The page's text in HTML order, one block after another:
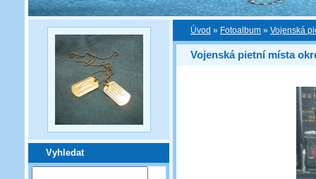
Vyhledat
Úvod » Fotoalbum » Vojenská
Vojenská pietní místa